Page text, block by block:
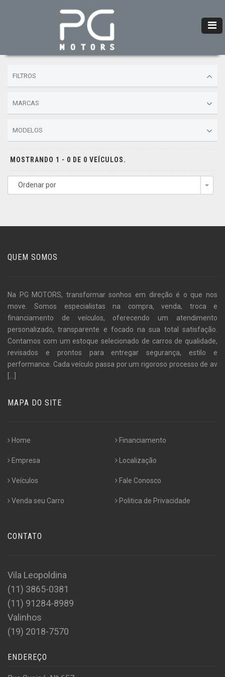
FILTROS
MARCAS
MODELOS
MOSTRANDO 1 - 0 DE 0 VEÍCULOS.
Ordenar por
QUEM SOMOS
Na PG MOTORS, transformar sonhos em direção é o que nos
move. Somos especialistas na compra, venda, troca e
financiamento de veículos, oferecendo um atendimento
personalizado, transparente e focado na sua total satisfação.
Contamos com um estoque selecionado de carros de qualidade,
revisados e prontos para entregar segurança, estilo e
performance. Cada veículo passa por um rigoroso processo de av
MAPA DO SITE
Home
Empresa
Veículos
Venda seu Carro
Financiamento
Localização
Fale Conosco
Politica de Privacidade
CONTATO
Vila Leopoldina
(11) 3865-0381
(11) 91284-8989
Valinhos
(19) 2018-7570
ENDEREÇO